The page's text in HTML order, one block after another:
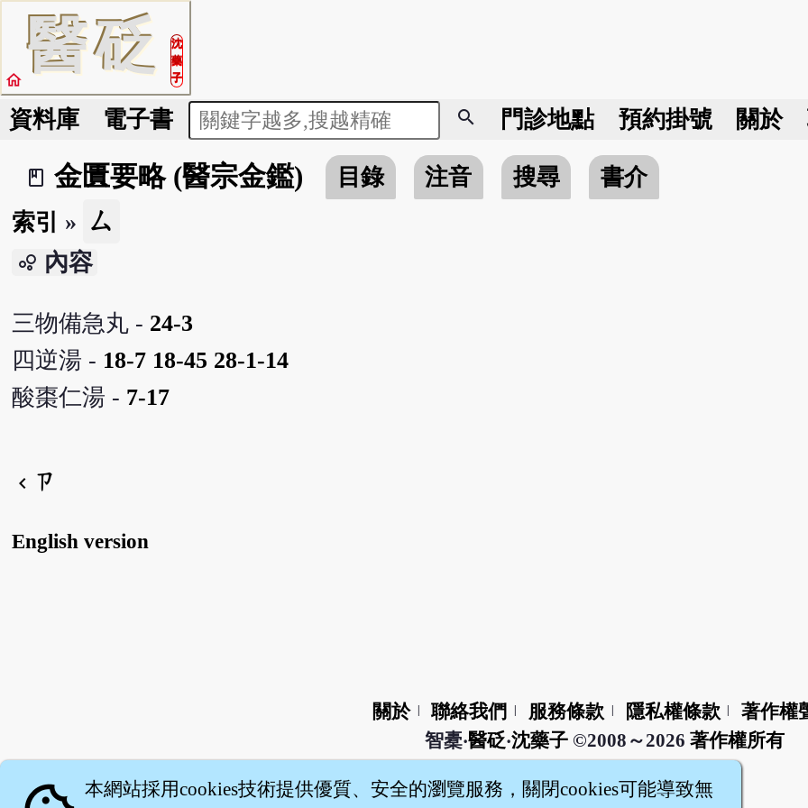
醫砭
沈
藥
子
home
資料庫 電子書 search 門診地點 預約掛號 關於
book_2
金匱要略 (醫宗金鑑) 目錄 注音 搜尋
書介
索引
» ㄙ
bubble_chart 內容
三物備急丸 - 24-3
四逆湯 - 18-7 18-45 28-1-14
酸棗仁湯 - 7-17
chevron_left ㄗ
English version
關於 聯絡我們 服務條款 隱私權條款
著作權
智橐‧醫砭‧沈藥子©2008～2026 著作權所有
本網站採用cookies技術提供優質、安全的瀏覽服務，關閉cookies可能導致無